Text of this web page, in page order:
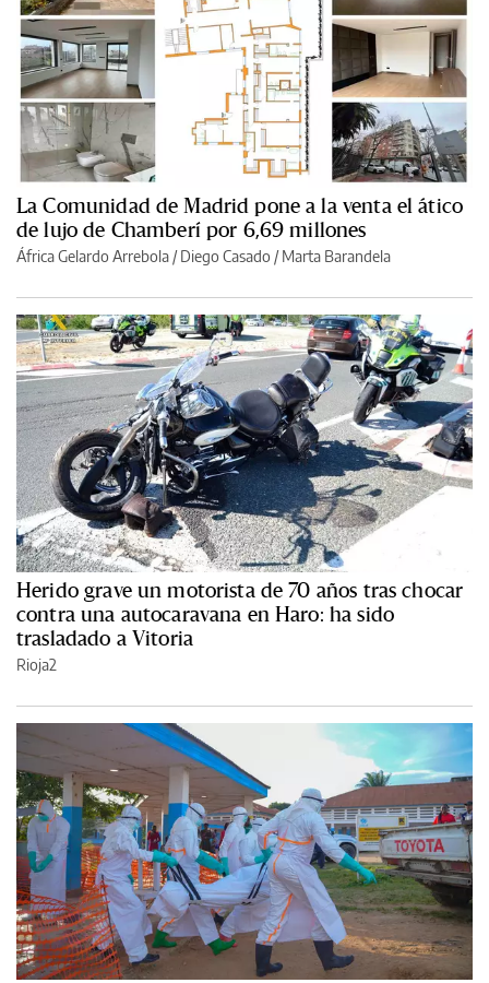
La Comunidad de Madrid pone a la venta el ático
de lujo de Chamberí por 6,69 millones
África Gelardo Arrebola /Diego Casado /Marta Barandela
Herido grave un motorista de 70 años tras chocar
contra una autocaravana en Haro: ha sido
trasladado a Vitoria
Rioja2